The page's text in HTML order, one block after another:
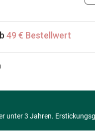
49 € Bestellwert
unter 3 Jahren.